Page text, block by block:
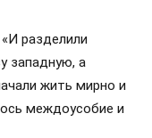
разделили
западную, а
жить мирно и
междоусобие и